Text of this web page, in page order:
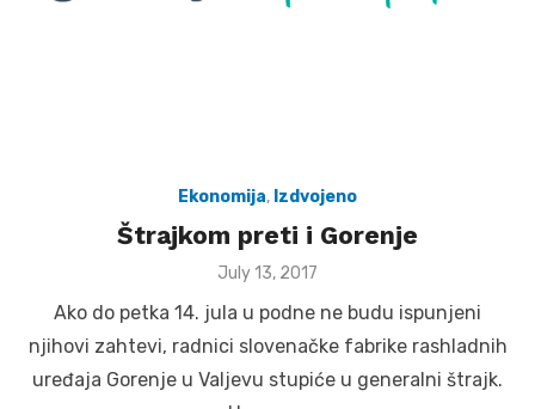
Ekonomija, Izdvojeno
Štrajkom preti i Gorenje
Posted
July 13, 2017
Ako do petka 14. jula u podne ne budu ispunjeni
njihovi zahtevi, radnici slovenačke fabrike rashladnih
uređaja Gorenje u Valjevu stupiće u generalni štrajk.